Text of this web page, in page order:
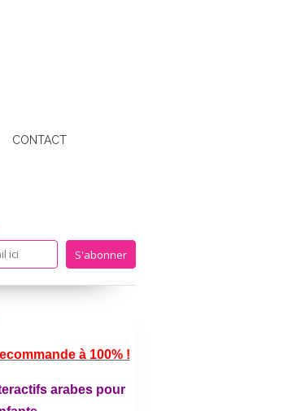
CONTACT
DE-UMMI
à 100% !
arabes pour